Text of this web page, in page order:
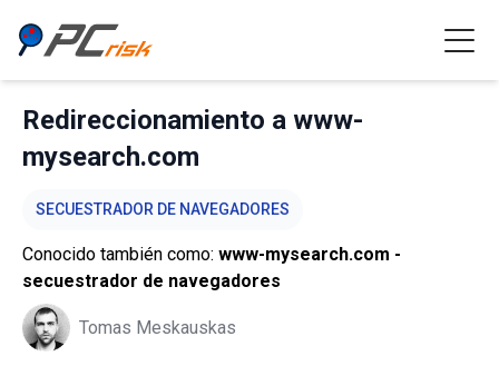
Redireccionamiento a www-
mysearch.com
SECUESTRADOR DE NAVEGADORES
Conocido también como: www-mysearch.com -
secuestrador de navegadores
Tomas Meskauskas